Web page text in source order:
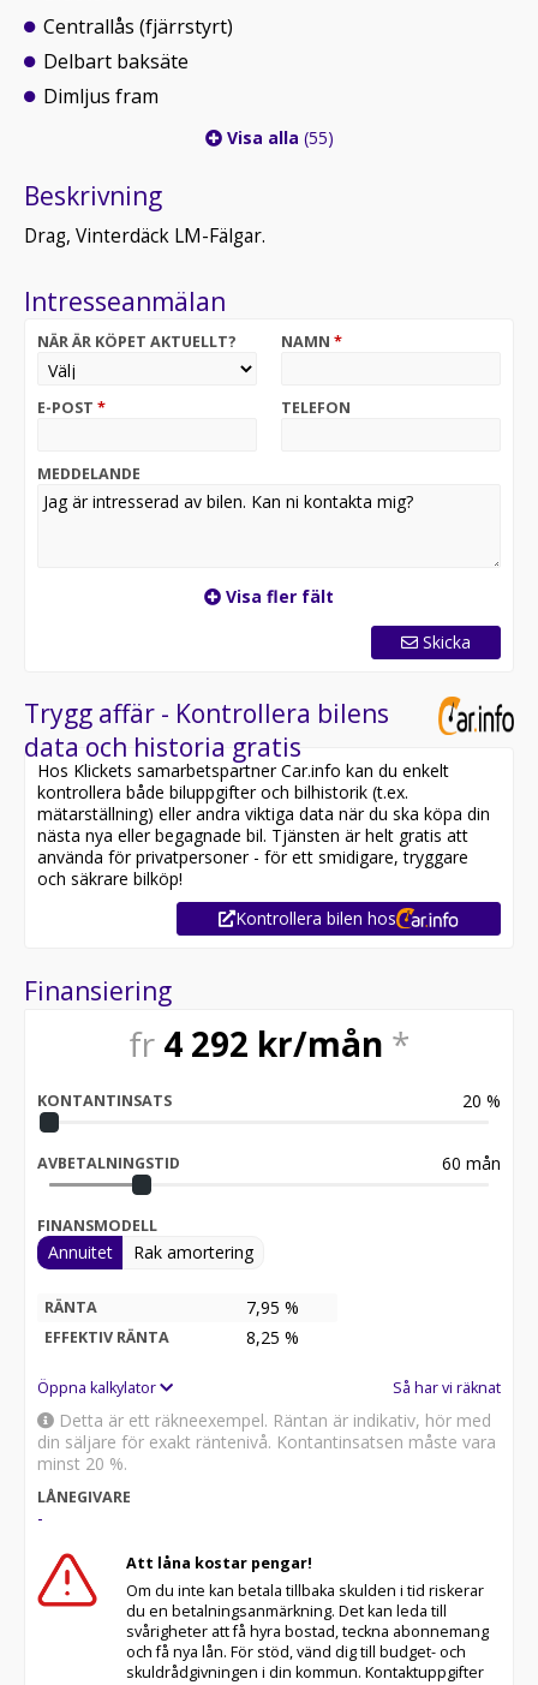
Centrallås (fjärrstyrt)
Delbart baksäte
Dimljus fram
Visa alla (55)
Beskrivning
Drag, Vinterdäck LM-Fälgar.
Intresseanmälan
NÄR ÄR KÖPET AKTUELLT? NAMN *
E-POST * TELEFON
MEDDELANDE
Visa fler fält
Skicka
Trygg affär - Kontrollera bilens
data och historia gratis
Hos Klickets samarbetspartner Car.info kan du enkelt
kontrollera både biluppgifter och bilhistorik (t.ex.
mätarställning) eller andra viktiga data när du ska köpa din
nästa nya eller begagnade bil. Tjänsten är helt gratis att
använda för privatpersoner - för ett smidigare, tryggare
och säkrare bilköp!
Kontrollera bilen hos
Finansiering
fr 4 292 kr/mån *
KONTANTINSATS 20 %
AVBETALNINGSTID 60 mån
FINANSMODELL
Annuitet Rak amortering
RÄNTA 7,95 %
EFFEKTIV RÄNTA 8,25 %
Öppna kalkylator Så har vi räknat
Detta är ett räkneexempel. Räntan är indikativ, hör med
din säljare för exakt räntenivå. Kontantinsatsen måste vara
minst 20 %.
LÅNEGIVARE
-
Att låna kostar pengar!
Om du inte kan betala tillbaka skulden i tid riskerar
du en betalningsanmärkning. Det kan leda till
svårigheter att få hyra bostad, teckna abonnemang
och få nya lån. För stöd, vänd dig till budget- och
skuldrådgivningen i din kommun. Kontaktuppgifter